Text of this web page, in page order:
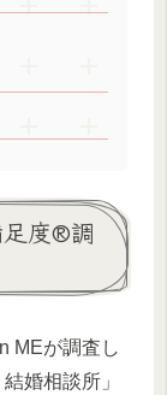
度®調
MEが調査し
婚相談所」